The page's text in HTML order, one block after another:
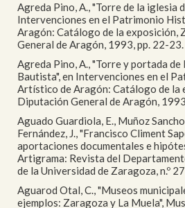
Agreda Pino, A., "Torre de la iglesia
Intervenciones en el Patrimonio
Aragón: Catálogo de la exposición,
General de Aragón, 1993, pp. 22-23.
Agreda Pino, A., "Torre y portada de
Bautista", en Intervenciones en el
Artístico de Aragón: Catálogo de la
Diputación General de Aragón,
Aguado Guardiola, E., Muñoz
Fernández, J., "Francisco Climent
aportaciones documentales e
Artigrama: Revista del
de la Universidad de Zaragoza, n.º
Aguarod Otal, C., "Museos
ejemplos: Zaragoza y La Muela",